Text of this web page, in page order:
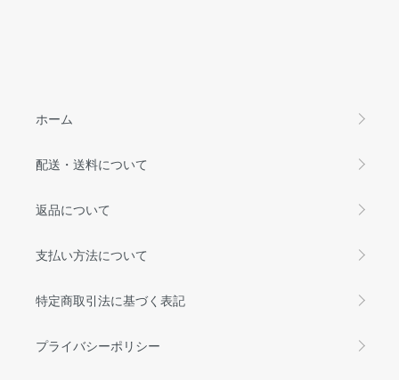
ホーム
配送・送料について
返品について
支払い方法について
特定商取引法に基づく表記
プライバシーポリシー